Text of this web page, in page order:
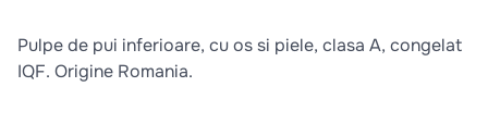
Pulpe de pui inferioare, cu os si piele, clasa A, congelat
IQF. Origine Romania.